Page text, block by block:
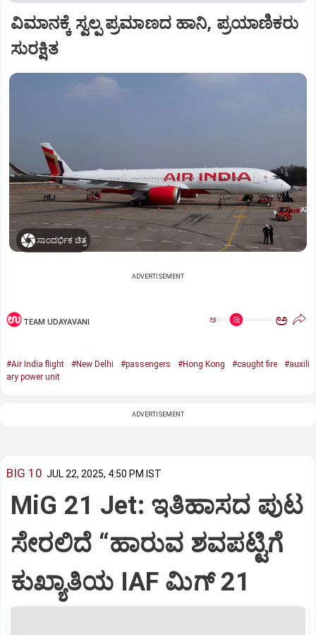
ವಿಮಾನಕ್ಕೆ ಸ್ವಲ್ಪ ಪ್ರಮಾಣದ ಹಾನಿ, ಪ್ರಯಾಣಿಕರು
ಸುರಕ್ಷಿತ
ಸಾಂದರ್ಭಿಕ ಚಿತ್ರ
ADVERTISEMENT
TEAM UDAYAVANI ಅ ಅ
#Air India flight #New Delhi #passengers #Hong Kong #caught fire
#auxili
ary power unit
ADVERTISEMENT
BIG 10 JUL 22, 2025, 4:50 PM IST
MiG 21 Jet: ಇತಿಹಾಸದ ಪುಟ
ಸೇರಲಿದೆ “ಹಾರುವ ಶವಪಟ್ಟಿಗೆ
ಕುಖ್ಯಾತಿಯ IAF ಮಿಗ್‌ 21